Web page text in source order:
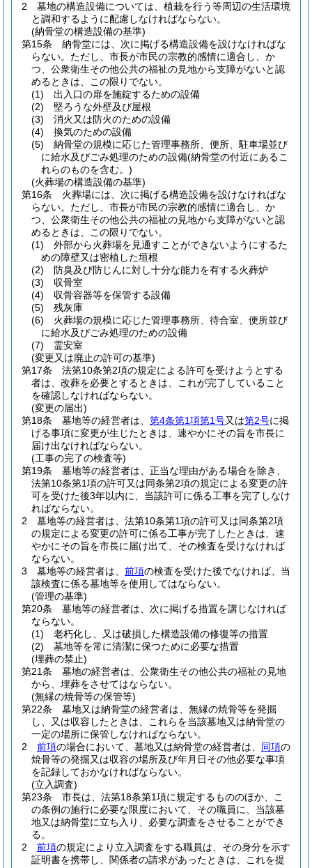
2
墓地の構造設備については、植栽を行う等周辺の生活環境
と調和するように配慮しなければならない。
(納骨堂の構造設備の基準)
第15条
納骨堂には、次に掲げる構造設備を設けなければな
らない。 ただし、市長が市民の宗教的感情に適合し、か
つ、公衆衛生その他公共の福祉の見地から支障がないと認
めるときは、この限りでない。
(1)
出入口の扉を施錠するための設備
(2)
堅ろうな外壁及び屋根
(3)
消火又は防火のための設備
(4)
換気のための設備
(5)
納骨堂の規模に応じた管理事務所、便所、駐車場並び
に給水及びごみ処理のための設備(納骨堂の付近にあるこ
れらのものを含む。)
(火葬場の構造設備の基準)
第16条
火葬場には、次に掲げる構造設備を設けなければな
らない。 ただし、市長が市民の宗教的感情に適合し、か
つ、公衆衛生その他公共の福祉の見地から支障がないと認
めるときは、この限りでない。
(1)
外部から火葬場を見通すことができないようにするた
めの障壁又は密植した垣根
(2)
防臭及び防じんに対し十分な能力を有する火葬炉
(3)
収骨室
(4)
収骨容器等を保管する設備
(5)
残灰庫
(6)
火葬場の規模に応じた管理事務所、待合室、便所並び
に給水及びごみ処理のための設備
(7)
霊安室
(変更又は廃止の許可の基準)
第17条
法第10条第2項の規定による許可を受けようとする
者は、改葬を必要とするときは、これが完了していること
を確認しなければならない。
(変更の届出)
第18条
墓地等の経営者は、 第4条第1項第1号又は第2号に掲
げる事項に変更が生じたときは、速やかにその旨を市長に
届け出なければならない。
(工事の完了の検査等)
第19条
墓地等の経営者は、正当な理由がある場合を除き、
法第10条第1項の許可又は同条第2項の規定による変更の許
可を受けた後3年以内に、当該許可に係る工事を完了しなけ
ればならない。
2
墓地等の経営者は、法第10条第1項の許可又は同条第2項
の規定による変更の許可に係る工事が完了したときは、速
やかにその旨を市長に届け出て、その検査を受けなければ
ならない。
3
墓地等の経営者は、 前項の検査を受けた後でなければ、当
該検査に係る墓地等を使用してはならない。
(管理の基準)
第20条
墓地等の経営者は、次に掲げる措置を講じなければ
ならない。
(1)
老朽化し、又は破損した構造設備の修復等の措置
(2)
墓地等を常に清潔に保つために必要な措置
(埋葬の禁止)
第21条
墓地の経営者は、公衆衛生その他公共の福祉の見地
から、埋葬をさせてはならない。
(無縁の焼骨等の保管等)
第22条
墓地又は納骨堂の経営者は、無縁の焼骨等を発掘
し、又は収容したときは、これらを当該墓地又は納骨堂の
一定の場所に保管しなければならない。
2
前項の場合において、墓地又は納骨堂の経営者は、 同項の
焼骨等の発掘又は収容の場所及び年月日その他必要な事項
を記録しておかなければならない。
(立入調査)
第23条
市長は、法第18条第1項に規定するもののほか、こ
の条例の施行に必要な限度において、その職員に、当該墓
地又は納骨堂に立ち入り、必要な調査をさせることができ
る。
2
前項の規定により立入調査をする職員は、その身分を示す
証明書を携帯し、関係者の請求があったときは、これを提